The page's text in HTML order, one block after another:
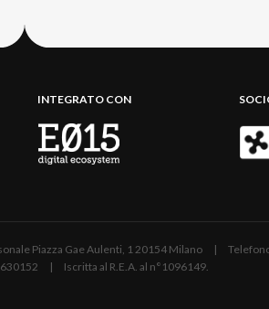
INTEGRATO CON
Piazza Gae Aulenti, 1 20154 Milano |
| Iscritta al R.E.A. al n°1096149.